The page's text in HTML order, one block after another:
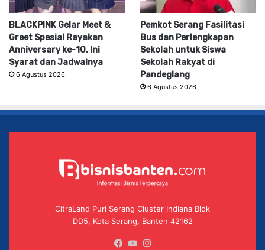
BLACKPINK Gelar Meet &
Greet Spesial Rayakan
Anniversary ke-10, Ini
Syarat dan Jadwalnya
6 Agustus 2026
Pemkot Serang Fasilitasi
Bus dan Perlengkapan
Sekolah untuk Siswa
Sekolah Rakyat di
Pandeglang
6 Agustus 2026
CitraLand Puri Serang Cluster Indiana Blok
DD5, Kota Serang, Banten 42162
Facebook
YouTube